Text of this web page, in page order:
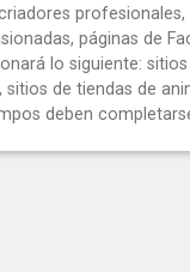
páginas de
lo siguiente:
de tiendas de
deben